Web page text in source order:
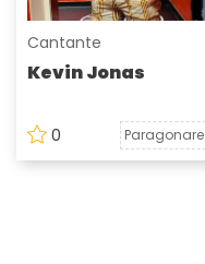
Cantante
Kevin Jonas
0 Paragonare